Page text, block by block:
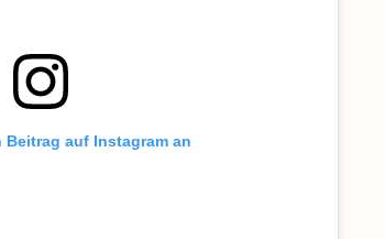
Beitrag auf Instagram an